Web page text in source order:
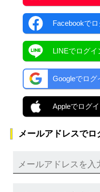
Facebookで
LINEでログイ
Googleでログ
Appleでログ
メールアドレスでロ